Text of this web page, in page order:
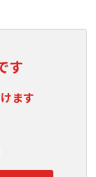
す
ます